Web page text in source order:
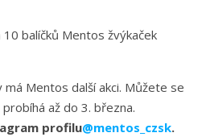
balíčků Mentos žvýkaček
Mentos další akci. Můžete se
až do 3. března.
profilu@mentos_czsk.